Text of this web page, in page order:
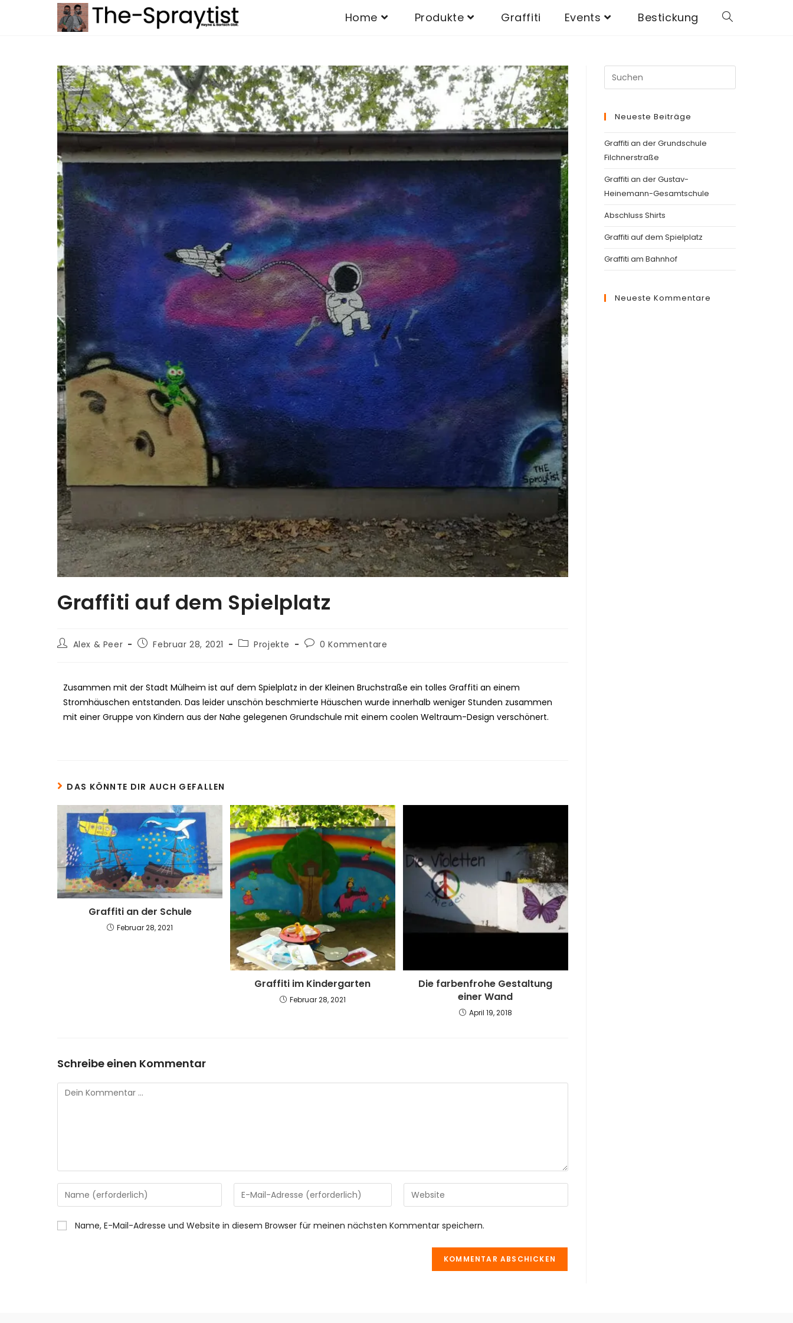
Home Produkte Graffiti Events Bestickung
Graffiti auf dem Spielplatz
Alex & Peer Februar 28, 2021 Projekte 0 Kommentare
Zusammen mit der Stadt Mülheim ist auf dem Spielplatz in der Kleinen Bruchstraße ein tolles Graffiti an einem
Stromhäuschen entstanden. Das leider unschön beschmierte Häuschen wurde innerhalb weniger Stunden zusammen
mit einer Gruppe von Kindern aus der Nahe gelegenen Grundschule mit einem coolen Weltraum-Design verschönert.
DAS KÖNNTE DIR AUCH GEFALLEN
Graffiti an der Schule
Februar 28, 2021
Graffiti im Kindergarten
Februar 28, 2021
Die farbenfrohe Gestaltung
einer Wand
April 19, 2018
Schreibe einen Kommentar
Name, E-Mail-Adresse und Website in diesem Browser für meinen nächsten Kommentar speichern.
Neueste Beiträge
Graffiti an der Grundschule
Filchnerstraße
Graffiti an der Gustav-
Heinemann-Gesamtschule
Abschluss Shirts
Graffiti auf dem Spielplatz
Graffiti am Bahnhof
Neueste Kommentare